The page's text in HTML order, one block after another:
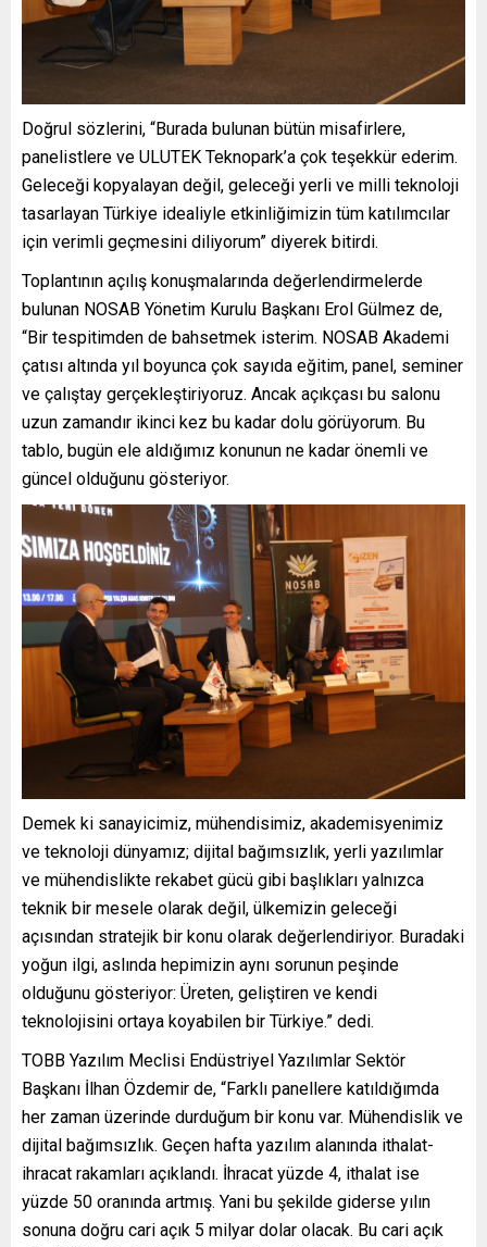
Doğrul sözlerini, “Burada bulunan bütün misafirlere,
panelistlere ve ULUTEK Teknopark’a çok teşekkür ederim.
Geleceği kopyalayan değil, geleceği yerli ve milli teknoloji
tasarlayan Türkiye idealiyle etkinliğimizin tüm katılımcılar
için verimli geçmesini diliyorum” diyerek bitirdi.
Toplantının açılış konuşmalarında değerlendirmelerde
bulunan NOSAB Yönetim Kurulu Başkanı Erol Gülmez de,
“Bir tespitimden de bahsetmek isterim. NOSAB Akademi
çatısı altında yıl boyunca çok sayıda eğitim, panel, seminer
ve çalıştay gerçekleştiriyoruz. Ancak açıkçası bu salonu
uzun zamandır ikinci kez bu kadar dolu görüyorum. Bu
tablo, bugün ele aldığımız konunun ne kadar önemli ve
güncel olduğunu gösteriyor.
Demek ki sanayicimiz, mühendisimiz, akademisyenimiz
ve teknoloji dünyamız; dijital bağımsızlık, yerli yazılımlar
ve mühendislikte rekabet gücü gibi başlıkları yalnızca
teknik bir mesele olarak değil, ülkemizin geleceği
açısından stratejik bir konu olarak değerlendiriyor. Buradaki
yoğun ilgi, aslında hepimizin aynı sorunun peşinde
olduğunu gösteriyor: Üreten, geliştiren ve kendi
teknolojisini ortaya koyabilen bir Türkiye.” dedi.
TOBB Yazılım Meclisi Endüstriyel Yazılımlar Sektör
Başkanı İlhan Özdemir de, “Farklı panellere katıldığımda
her zaman üzerinde durduğum bir konu var. Mühendislik ve
dijital bağımsızlık. Geçen hafta yazılım alanında ithalat-
ihracat rakamları açıklandı. İhracat yüzde 4, ithalat ise
yüzde 50 oranında artmış. Yani bu şekilde giderse yılın
sonuna doğru cari açık 5 milyar dolar olacak. Bu cari açık